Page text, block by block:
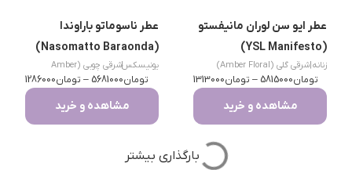
عطر ایو سن لوران مانیفستو
(YSL Manifesto)
زنانه شرقی گلی (Amber Floral)
تومان5815000
– تومان1313000
مشاهده و خرید
عطر ناسوماتو باراوندا
(Nasomatto Baraonda)
یونیسکس|
شرقی چوبی (Amber
Woody) تومان5681000
– تومان1286000
مشاهده و خرید
بارگذاری بیشتر